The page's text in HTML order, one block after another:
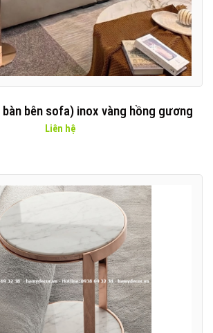
bên sofa) inox vàng hồng gương
Liên hệ